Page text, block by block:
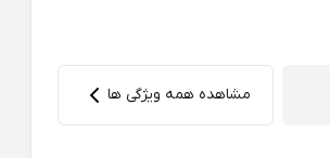
مشاهده همه ویژگی ها